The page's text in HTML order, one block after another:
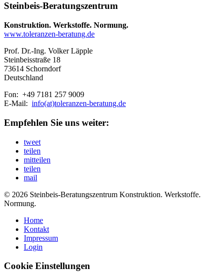
Steinbeis-Beratungszentrum
Konstruktion. Werkstoffe. Normung.
www.toleranzen-beratung.de
Prof. Dr.-Ing. Volker Läpple
Steinbeisstraße 18
73614 Schorndorf
Deutschland
Fon: +49 7181 257 9009
E-Mail: info(at)toleranzen-beratung.de
Empfehlen Sie uns weiter:
tweet
teilen
mitteilen
teilen
mail
© 2026 Steinbeis-Beratungszentrum Konstruktion. Werkstoffe.
Normung.
Home
Kontakt
Impressum
Login
Cookie Einstellungen